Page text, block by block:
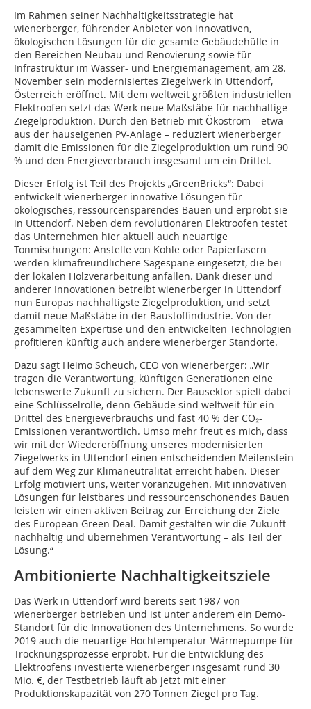
Im Rahmen seiner Nachhaltigkeitsstrategie hat
wienerberger, führender Anbieter von innovativen,
ökologischen Lösungen für die gesamte Gebäudehülle in
den Bereichen Neubau und Renovierung sowie für
Infrastruktur im Wasser- und Energiemanagement, am 28.
November sein modernisiertes Ziegelwerk in Uttendorf,
Österreich eröffnet. Mit dem weltweit größten industriellen
Elektroofen setzt das Werk neue Maßstäbe für nachhaltige
Ziegelproduktion. Durch den Betrieb mit Ökostrom – etwa
aus der hauseigenen PV-Anlage – reduziert wienerberger
damit die Emissionen für die Ziegelproduktion um rund 90
% und den Energieverbrauch insgesamt um ein Drittel.
Dieser Erfolg ist Teil des Projekts „GreenBricks“: Dabei
entwickelt wienerberger innovative Lösungen für
ökologisches, ressourcensparendes Bauen und erprobt sie
in Uttendorf. Neben dem revolutionären Elektroofen testet
das Unternehmen hier aktuell auch neuartige
Tonmischungen: Anstelle von Kohle oder Papierfasern
werden klimafreundlichere Sägespäne eingesetzt, die bei
der lokalen Holzverarbeitung anfallen. Dank dieser und
anderer Innovationen betreibt wienerberger in Uttendorf
nun Europas nachhaltigste Ziegelproduktion, und setzt
damit neue Maßstäbe in der Baustoffindustrie. Von der
gesammelten Expertise und den entwickelten Technologien
profitieren künftig auch andere wienerberger Standorte.
Dazu sagt Heimo Scheuch, CEO von wienerberger: „Wir
tragen die Verantwortung, künftigen Generationen eine
lebenswerte Zukunft zu sichern. Der Bausektor spielt dabei
eine Schlüsselrolle, denn Gebäude sind weltweit für ein
Drittel des Energieverbrauchs und fast 40 % der CO₂-
Emissionen verantwortlich. Umso mehr freut es mich, dass
wir mit der Wiedereröffnung unseres modernisierten
Ziegelwerks in Uttendorf einen entscheidenden Meilenstein
auf dem Weg zur Klimaneutralität erreicht haben. Dieser
Erfolg motiviert uns, weiter voranzugehen. Mit innovativen
Lösungen für leistbares und ressourcenschonendes Bauen
leisten wir einen aktiven Beitrag zur Erreichung der Ziele
des European Green Deal. Damit gestalten wir die Zukunft
nachhaltig und übernehmen Verantwortung – als Teil der
Lösung.“
Ambitionierte Nachhaltigkeitsziele
Das Werk in Uttendorf wird bereits seit 1987 von
wienerberger betrieben und ist unter anderem ein Demo-
Standort für die Innovationen des Unternehmens. So wurde
2019 auch die neuartige Hochtemperatur-Wärmepumpe für
Trocknungsprozesse erprobt. Für die Entwicklung des
Elektroofens investierte wienerberger insgesamt rund 30
Mio. €, der Testbetrieb läuft ab jetzt mit einer
Produktionskapazität von 270 Tonnen Ziegel pro Tag.